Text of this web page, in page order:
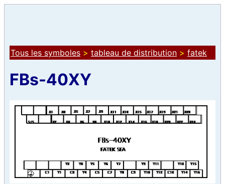
Tous les symboles > tableau de distribution > fatek
FBs-40XY